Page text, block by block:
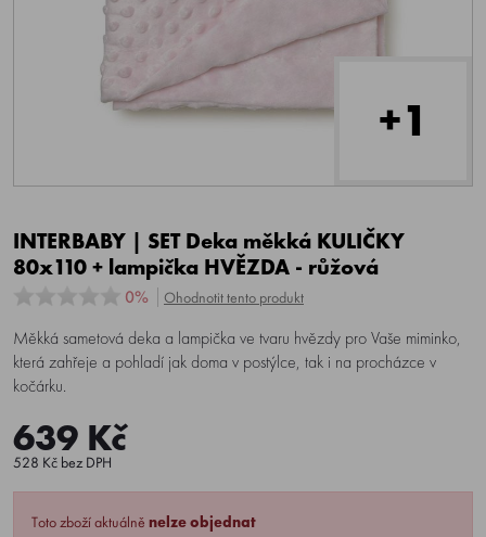
+1
INTERBABY | SET Deka měkká KULIČKY
80x110 + lampička HVĚZDA - růžová
0% Ohodnotit tento produkt
Měkká sametová deka a lampička ve tvaru hvězdy pro Vaše miminko,
která zahřeje a pohladí jak doma v postýlce, tak i na procházce v
kočárku.
639 Kč
528 Kč bez DPH
Toto zboží aktuálně nelze objednat